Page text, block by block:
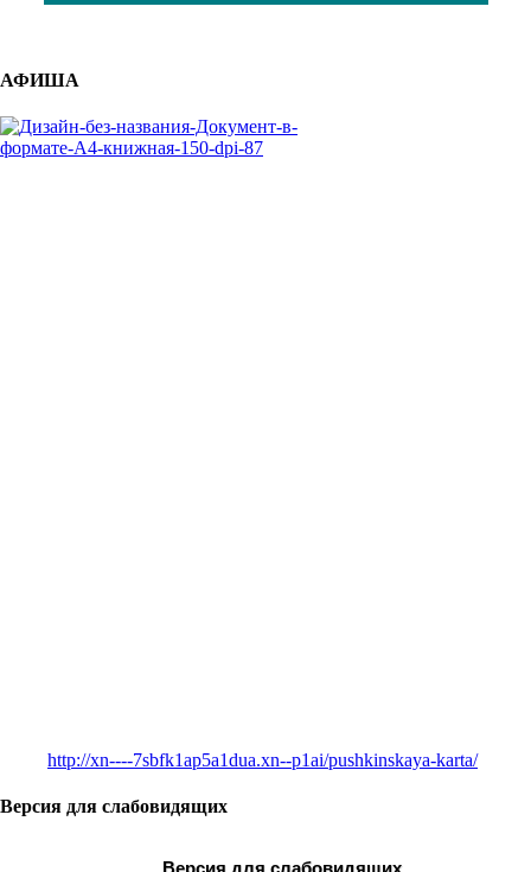
АФИША
http://xn----7sbfk1ap5a1dua.xn--p1ai/pushkinskaya-karta/
Версия для слабовидящих
Версия для слабовидящих